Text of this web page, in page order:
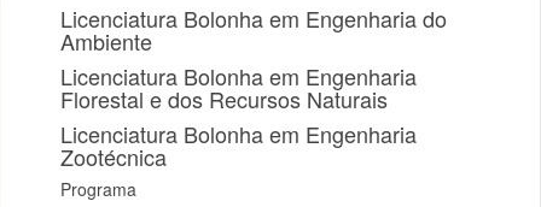
Licenciatura Bolonha em Engenharia do
Ambiente
Licenciatura Bolonha em Engenharia
Florestal e dos Recursos Naturais
Licenciatura Bolonha em Engenharia
Zootécnica
Programa